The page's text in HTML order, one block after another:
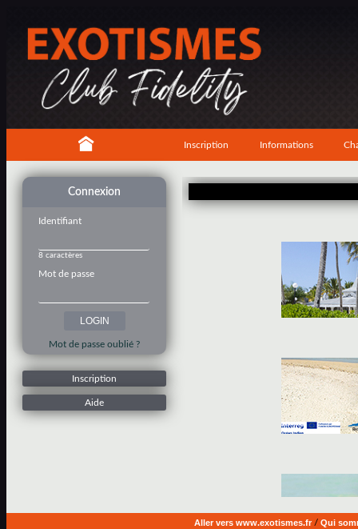
Inscription Informations
Connexion
Identifiant
8 caractères
Mot de passe
Mot de passe oublié ?
Inscription
Aide
Aller vers www.exotismes.fr/ Qui